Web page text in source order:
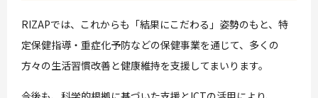
RIZAPでは、これからも「結果にこだわる」姿勢のもと、特
定保健指導・重症化予防などの保健事業を通じて、多くの
方々の生活習慣改善と健康維持を支援してまいります。